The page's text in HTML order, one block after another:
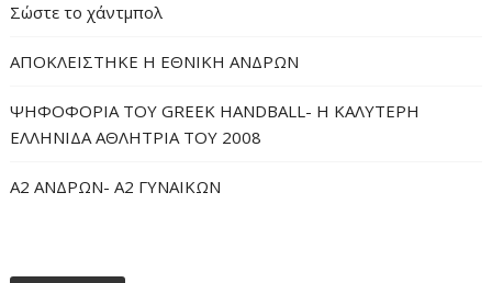
Σώστε το χάντμπολ
ΑΠΟΚΛΕΙΣΤΗΚΕ Η ΕΘΝΙΚΗ ΑΝΔΡΩΝ
ΨΗΦΟΦΟΡΙΑ ΤΟΥ GREEK HANDBALL- H ΚΑΛΥΤΕΡΗ
ΕΛΛΗΝΙΔΑ ΑΘΛΗΤΡΙΑ ΤΟΥ 2008
Α2 ΑΝΔΡΩΝ- Α2 ΓΥΝΑΙΚΩΝ